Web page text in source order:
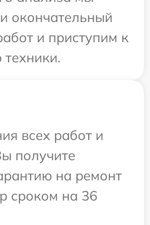
окончательный
и приступим к
всех работ и
получите
на ремонт
сроком на 36